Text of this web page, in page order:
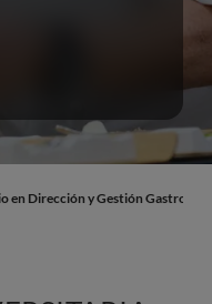
en Dirección y Gestión